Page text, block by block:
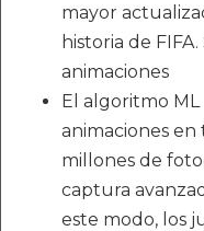
mayor
historia de
animaciones
El algoritmo
animaciones en
millones de
captura
este modo, los